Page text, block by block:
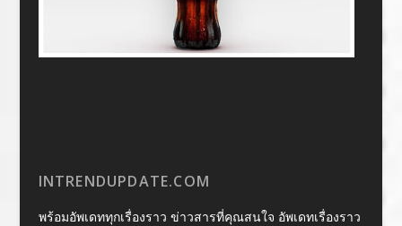
INTRENDUPDATE.COM
พร้อมอัพเดททุกเรื่องราว ข่าวสารที่คุณสนใจ อัพเดทเรื่องราว